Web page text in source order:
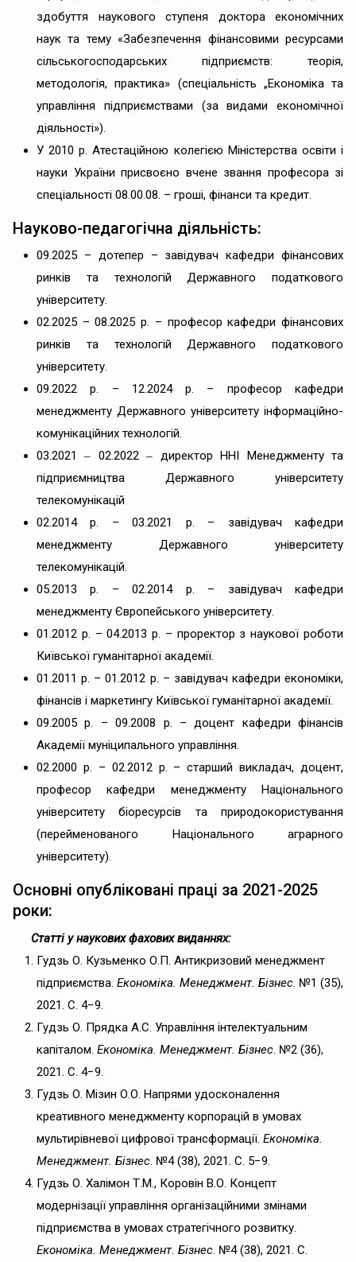
здобуття наукового ступеня доктора економічних
наук та тему «Забезпечення фінансовими ресурсами
сільськогосподарських підприємств: теорія,
методологія, практика» (спеціальність „Економіка та
управління підприємствами (за видами економічної
діяльності»).
У 2010 р. Атестаційною колегією Міністерства освіти і
науки України присвоєно вчене звання професора зі
спеціальності 08.00.08. – гроші, фінанси та кредит.
Науково-педагогічна діяльність:
09.2025 – дотепер – завідувач кафедри фінансових
ринків та технологій Державного податкового
університету.
02.2025 – 08.2025 р. – професор кафедри фінансових
ринків та технологій Державного податкового
університету.
09.2022 р. – 12.2024 р. – професор кафедри
менеджменту Державного університету інформаційно-
комунікаційних технологій.
03.2021 ‒ 02.2022 ‒ директор ННІ Менеджменту та
підприємництва Державного університету
телекомунікацій
02.2014 р. – 03.2021 р. – завідувач кафедри
менеджменту Державного університету
телекомунікацій.
05.2013 р. – 02.2014 р. – завідувач кафедри
менеджменту Європейського університету.
01.2012 р. – 04.2013 р. – проректор з наукової роботи
Київської гуманітарної академії.
01.2011 р. – 01.2012 р. – завідувач кафедри економіки,
фінансів і маркетингу Київської гуманітарної академії.
09.2005 р. – 09.2008 р. – доцент кафедри фінансів
Академії муніципального управління.
02.2000 р. – 02.2012 р. – старший викладач, доцент,
професор кафедри менеджменту Національного
університету біоресурсів та природокористування
(перейменованого Національного аграрного
університету).
Основні опубліковані праці за 2021-2025
роки:
Статті у наукових фахових виданнях:
Гудзь О. Кузьменко О.П. Антикризовий менеджмент
підприємства. Економіка. Менеджмент. Бізнес . №1 (35),
2021. C. 4−9.
Гудзь О. Прядка А.С. Управління інтелектуальним
капіталом. Економіка. Менеджмент. Бізнес . №2 (36),
2021. C. 4−9.
Гудзь О. Мізин О.О. Напрями удосконалення
креативного менеджменту корпорацій в умовах
мультирівневої цифрової трансформації. Економіка.
Менеджмент. Бізнес . №4 (38), 2021. C. 5−9.
Гудзь О. Халімон Т.М., Коровін В.О. Концепт
модернізації управління організаційними змінами
підприємства в умовах стратегічного розвитку.
Економіка. Менеджмент. Бізнес . №4 (38), 2021. C.